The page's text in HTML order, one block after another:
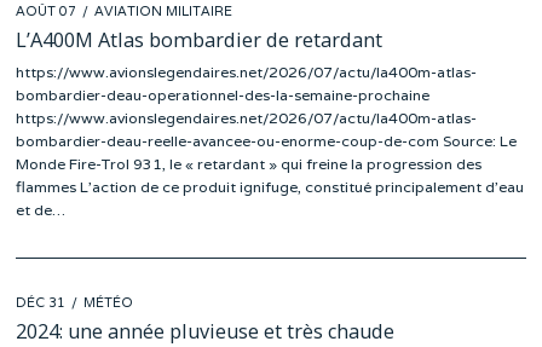
POSTED
ON
AOÛT 07 AOÛT
07
AVIATION MILITAIRE
L’A400M Atlas bombardier de retardant
https://www.avionslegendaires.net/2026/07/actu/la400m-atlas-
bombardier-deau-operationnel-des-la-semaine-prochaine
https://www.avionslegendaires.net/2026/07/actu/la400m-atlas-
bombardier-deau-reelle-avancee-ou-enorme-coup-de-com Source: Le
Monde Fire-Trol 931, le « retardant » qui freine la progression des
flammes L’action de ce produit ignifuge, constitué principalement d’eau
et de…
POSTED
ON
DÉC 31 DÉC
19
MÉTÉO
2024: une année pluvieuse et très chaude